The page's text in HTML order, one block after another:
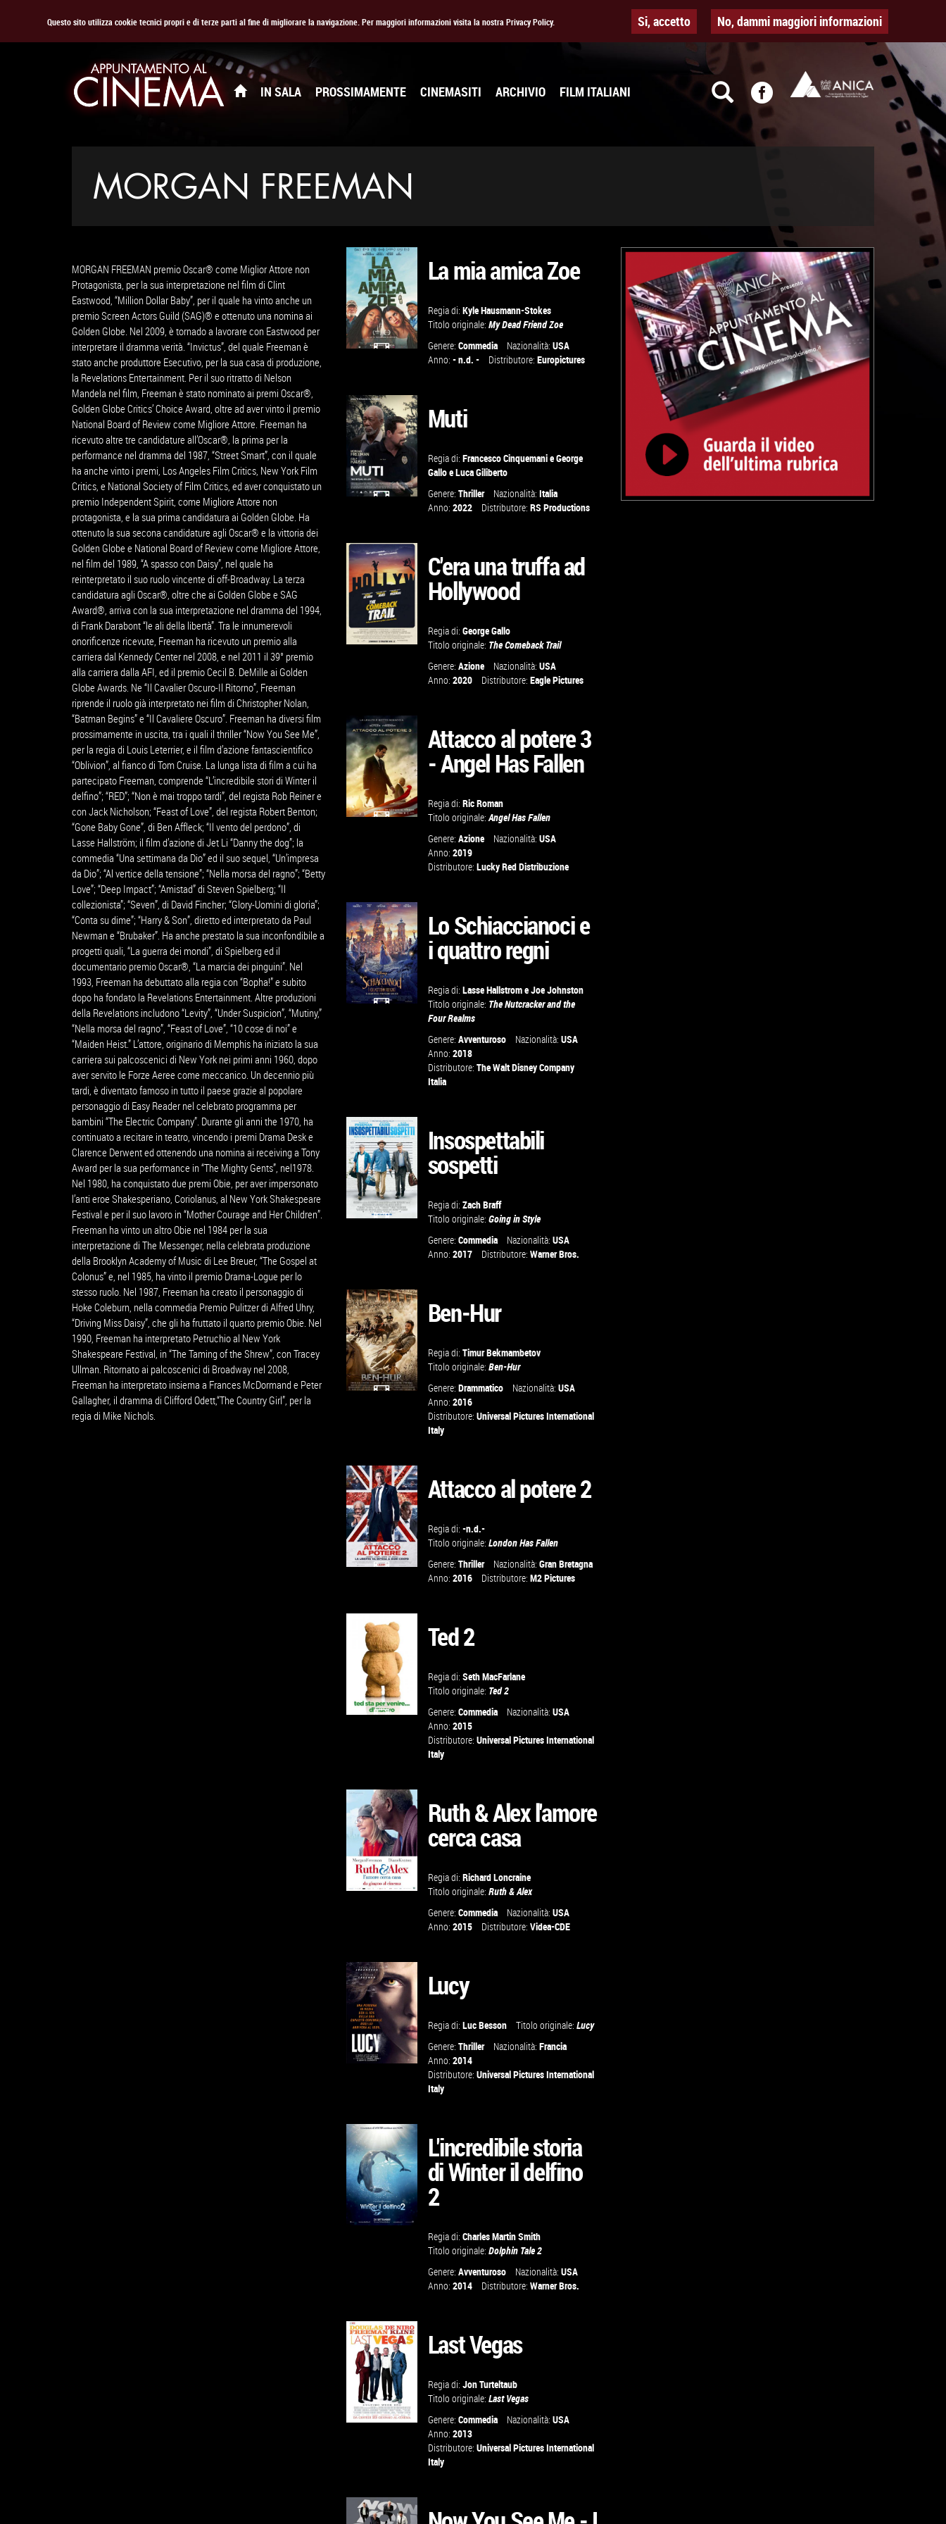
Questo sito utilizza cookie tecnici propri e di terze parti al fine di migliorare la navigazione. Per maggiori informazioni visita la nostra Privacy Policy. Si, accetto No, dammi maggiori informazioni
IN SALA PROSSIMAMENTE CINEMASITI ARCHIVIO FILM ITALIANI
MORGAN FREEMAN
MORGAN FREEMAN premio Oscar® come Miglior Attore non
Protagonista, per la sua interpretazione nel film di Clint
Eastwood, “Million Dollar Baby”, per il quale ha vinto anche un
premio Screen Actors Guild (SAG)® e ottenuto una nomina ai
Golden Globe. Nel 2009, è tornado a lavorare con Eastwood per
interpretare il dramma verità. “Invictus”, del quale Freeman è
stato anche produttore Esecutivo, per la sua casa di produzione,
la Revelations Entertainment. Per il suo ritratto di Nelson
Mandela nel film, Freeman è stato nominato ai premi Oscar®,
Golden Globe Critics’ Choice Award, oltre ad aver vinto il premio
National Board of Review come Migliore Attore. Freeman ha
ricevuto altre tre candidature all’Oscar®, la prima per la
performance nel dramma del 1987, “Street Smart”, con il quale
ha anche vinto i premi, Los Angeles Film Critics, New York Film
Critics, e National Society of Film Critics, ed aver conquistato un
premio Independent Spirit, come Migliore Attore non
protagonista, e la sua prima candidatura ai Golden Globe. Ha
ottenuto la sua secona candidature agli Oscar® e la vittoria dei
Golden Globe e National Board of Review come Migliore Attore,
nel film del 1989, “A spasso con Daisy”, nel quale ha
reinterpretato il suo ruolo vincente di off-Broadway. La terza
candidatura agli Oscar®, oltre che ai Golden Globe e SAG
Award®, arriva con la sua interpretazione nel dramma del 1994,
di Frank Darabont “le ali della libertà”. Tra le innumerevoli
onorificenze ricevute, Freeman ha ricevuto un premio alla
carriera dal Kennedy Center nel 2008, e nel 2011 il 39° premio
alla carriera dalla AFI, ed il premio Cecil B. DeMille ai Golden
Globe Awards. Ne “Il Cavalier Oscuro-Il Ritorno”, Freeman
riprende il ruolo già interpretato nei film di Christopher Nolan,
“Batman Begins” e “Il Cavaliere Oscuro”. Freeman ha diversi film
prossimamente in uscita, tra i quali il thriller “Now You See Me”,
per la regia di Louis Leterrier, e il film d’azione fantascientifico
“Oblivion”, al fianco di Tom Cruise. La lunga lista di film a cui ha
partecipato Freeman, comprende “L’incredibile stori di Winter il
delfino”; “RED”; “Non è mai troppo tardi”, del regista Rob Reiner e
con Jack Nicholson; “Feast of Love”, del regista Robert Benton;
“Gone Baby Gone”, di Ben Affleck; “Il vento del perdono”, di
Lasse Hallström; il film d’azione di Jet Li “Danny the dog”; la
commedia “Una settimana da Dio” ed il suo sequel, “Un’impresa
da Dio”; “Al vertice della tensione”; “Nella morsa del ragno”; “Betty
Love”; “Deep Impact”; “Amistad” di Steven Spielberg; “Il
collezionista”; “Seven”, di David Fincher; “Glory-Uomini di gloria”;
“Conta su dime”; “Harry & Son”, diretto ed interpretato da Paul
Newman e “Brubaker”. Ha anche prestato la sua inconfondibile a
progetti quali, “La guerra dei mondi”, di Spielberg ed il
documentario premio Oscar®, “La marcia dei pinguini”. Nel
1993, Freeman ha debuttato alla regia con “Bopha!” e subito
dopo ha fondato la Revelations Entertainment. Altre produzioni
della Revelations includono “Levity”, “Under Suspicion”, “Mutiny,”
“Nella morsa del ragno”, “Feast of Love”, “10 cose di noi” e
“Maiden Heist.” L’attore, originario di Memphis ha iniziato la sua
carriera sui palcoscenici di New York nei primi anni 1960, dopo
aver servito le Forze Aeree come meccanico. Un decennio più
tardi, è diventato famoso in tutto il paese grazie al popolare
personaggio di Easy Reader nel celebrato programma per
bambini “The Electric Company”. Durante gli anni the 1970, ha
continuato a recitare in teatro, vincendo i premi Drama Desk e
Clarence Derwent ed ottenendo una nomina ai receiving a Tony
Award per la sua performance in “The Mighty Gents”, nel1978.
Nel 1980, ha conquistato due premi Obie, per aver impersonato
l’anti eroe Shakesperiano, Coriolanus, al New York Shakespeare
Festival e per il suo lavoro in “Mother Courage and Her Children”.
Freeman ha vinto un altro Obie nel 1984 per la sua
interpretazione di The Messenger, nella celebrata produzione
della Brooklyn Academy of Music di Lee Breuer, “The Gospel at
Colonus” e, nel 1985, ha vinto il premio Drama-Logue per lo
stesso ruolo. Nel 1987, Freeman ha creato il personaggio di
Hoke Coleburn, nella commedia Premio Pulitzer di Alfred Uhry,
“Driving Miss Daisy”, che gli ha fruttato il quarto premio Obie. Nel
1990, Freeman ha interpretato Petruchio al New York
Shakespeare Festival, in “The Taming of the Shrew”, con Tracey
Ullman. Ritornato ai palcoscenici di Broadway nel 2008,
Freeman ha interpretato insiema a Frances McDormand e Peter
Gallagher, il dramma di Clifford Odett,“The Country Girl”, per la
regia di Mike Nichols.
VAI ALLA
SCHEDA
La mia amica Zoe
Regia di: Kyle Hausmann-Stokes
Titolo originale: My Dead Friend Zoe
Genere: Commedia Nazionalità: USA
Anno: - n.d. - Distributore: Europictures
VAI ALLA
SCHEDA
Muti
Regia di: Francesco CinquemanieGeorge
GalloeLuca Giliberto
Genere: Thriller Nazionalità: Italia
Anno: 2022 Distributore: RS Productions
SCHEDA
C'era una truffa ad
Hollywood
Regia di: George Gallo
Titolo originale: The Comeback Trail
Genere: Azione Nazionalità: USA
Anno: 2020 Distributore: Eagle Pictures
VAI ALLA
SCHEDA
Attacco al potere 3
- Angel Has Fallen
Regia di: Ric Roman
Titolo originale:Angel Has Fallen
Genere: Azione Nazionalità: USA
Anno: 2019
Distributore: Lucky Red Distribuzione
Lo Schiaccianoci e
i quattro regni
Regia di: Lasse HallstromeJoe Johnston
Titolo originale: The Nutcracker and the
Four Realms
Genere: Avventuroso Nazionalità: USA
Anno: 2018
Distributore: The Walt Disney Company
Italia
VAI ALLA
SCHEDA
Insospettabili
sospetti
Regia di: Zach Braff
Titolo originale: Going in Style
Genere: Commedia Nazionalità: USA
Anno: 2017 Distributore: Warner Bros.
VAI ALLA
SCHEDA
Ben-Hur
Regia di: Timur Bekmambetov
Titolo originale: Ben-Hur
Genere: Drammatico Nazionalità: USA
Anno: 2016
Distributore: Universal Pictures International
Italy
VAI ALLA
SCHEDA
Attacco al potere 2
Regia di: -n.d.-
Titolo originale: London Has Fallen
Genere: Thriller Nazionalità: Gran Bretagna
Anno: 2016 Distributore: M2 Pictures
VAI ALLA
SCHEDA
Ted 2
Regia di: Seth MacFarlane
Titolo originale: Ted 2
Genere: Commedia Nazionalità: USA
Anno: 2015
Distributore: Universal Pictures International
Italy
VAI ALLA
SCHEDA
Ruth & Alex l'amore
cerca casa
Regia di: Richard Loncraine
Titolo originale: Ruth & Alex
Genere: Commedia Nazionalità: USA
Anno: 2015 Distributore: Videa-CDE
SCHEDA
Lucy
Regia di: Luc Besson Titolo originale: Lucy
Genere: Thriller Nazionalità: Francia
Anno: 2014
Distributore: Universal Pictures International
Italy
L'incredibile storia
di Winter il delfino
2
Regia di: Charles Martin Smith
Titolo originale: Dolphin Tale 2
Genere: Avventuroso Nazionalità: USA
Anno: 2014 Distributore: Warner Bros.
Last Vegas
Regia di: Jon Turteltaub
Titolo originale: Last Vegas
Genere: Commedia Nazionalità: USA
Anno: 2013
Distributore: Universal Pictures International
Italy